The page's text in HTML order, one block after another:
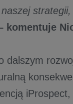
komentuje
dalszym